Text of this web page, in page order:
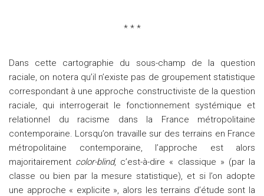
* * *
Dans cette cartographie du sous-champ de la question
raciale, on notera qu’il n’existe pas de groupement statistique
correspondant à une approche constructiviste de la question
raciale, qui interrogerait le fonctionnement systémique et
relationnel du racisme dans la France métropolitaine
contemporaine. Lorsqu’on travaille sur des terrains en France
métropolitaine contemporaine, l’approche est alors
majoritairement color-blind, c’est-à-dire « classique » (par la
classe ou bien par la mesure statistique), et si l’on adopte
une approche « explicite », alors les terrains d’étude sont la